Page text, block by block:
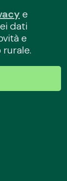
e
dati
e
rurale.